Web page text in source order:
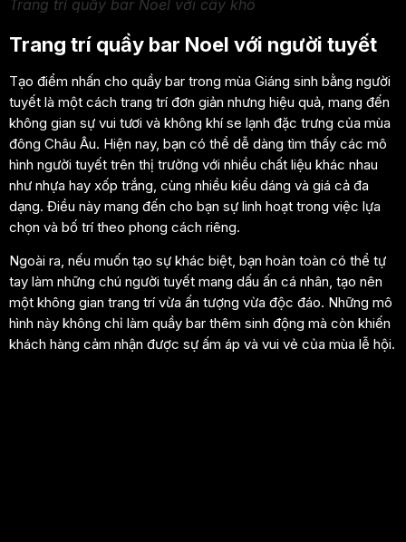
Trang trí quầy bar Noel với cây khô
Trang trí quầy bar Noel với người tuyết
Tạo điểm nhấn cho quầy bar trong mùa Giáng sinh bằng người
tuyết là một cách trang trí đơn giản nhưng hiệu quả, mang đến
không gian sự vui tươi và không khí se lạnh đặc trưng của mùa
đông Châu Âu. Hiện nay, bạn có thể dễ dàng tìm thấy các mô
hình người tuyết trên thị trường với nhiều chất liệu khác nhau
như nhựa hay xốp trắng, cùng nhiều kiểu dáng và giá cả đa
dạng. Điều này mang đến cho bạn sự linh hoạt trong việc lựa
chọn và bố trí theo phong cách riêng.
Ngoài ra, nếu muốn tạo sự khác biệt, bạn hoàn toàn có thể tự
tay làm những chú người tuyết mang dấu ấn cá nhân, tạo nên
một không gian trang trí vừa ấn tượng vừa độc đáo. Những mô
hình này không chỉ làm quầy bar thêm sinh động mà còn khiến
khách hàng cảm nhận được sự ấm áp và vui vẻ của mùa lễ hội.